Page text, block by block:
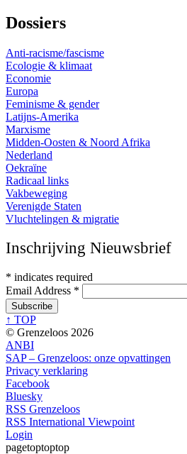
Dossiers
Anti-racisme/fascisme
Ecologie & klimaat
Economie
Europa
Feminisme & gender
Latijns-Amerika
Marxisme
Midden-Oosten & Noord Afrika
Nederland
Oekraïne
Radicaal links
Vakbeweging
Verenigde Staten
Vluchtelingen & migratie
Inschrijving Nieuwsbrief
* indicates required
Email Address *
↑ TOP
© Grenzeloos 2026
ANBI
SAP – Grenzeloos: onze opvattingen
Privacy verklaring
Facebook
Bluesky
RSS Grenzeloos
RSS International Viewpoint
Login
pagetoptoptop